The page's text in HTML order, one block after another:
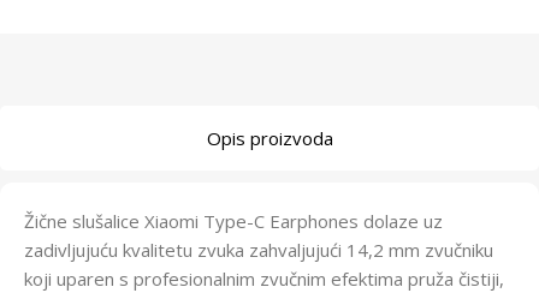
Opis proizvoda
Žične slušalice Xiaomi Type-C Earphones dolaze uz
zadivljujuću kvalitetu zvuka zahvaljujući 14,2 mm zvučniku
koji uparen s profesionalnim zvučnim efektima pruža čistiji,